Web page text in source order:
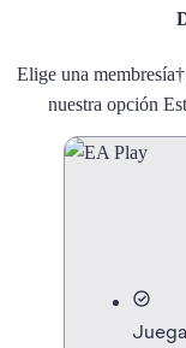
Elige una
nuestra opción